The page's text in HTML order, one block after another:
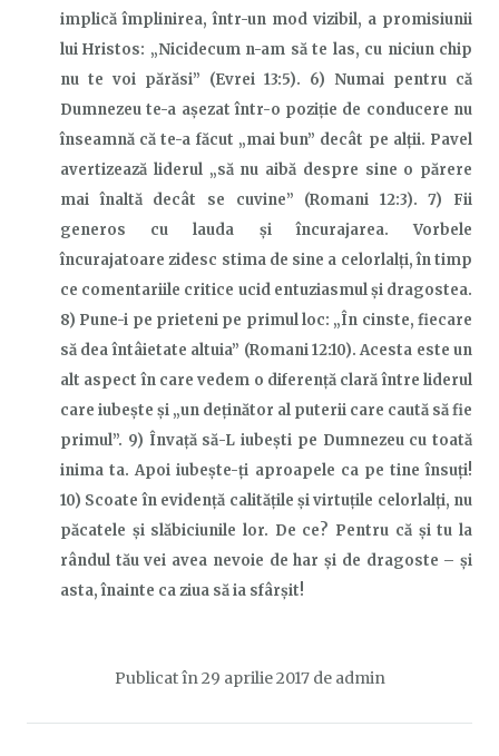
implică împlinirea, într-un mod vizibil, a promisiunii
lui Hristos: „Nicidecum n-am să te las, cu niciun chip
nu te voi părăsi” (Evrei 13:5). 6) Numai pentru că
Dumnezeu te-a așezat într-o poziție de conducere nu
înseamnă că te-a făcut „mai bun” decât pe alții. Pavel
avertizează liderul „să nu aibă despre sine o părere
mai înaltă decât se cuvine” (Romani 12:3). 7) Fii
generos cu lauda și încurajarea. Vorbele
încurajatoare zidesc stima de sine a celorlalți, în timp
ce comentariile critice ucid entuziasmul și dragostea.
8) Pune-i pe prieteni pe primul loc: „În cinste, fiecare
să dea întâietate altuia” (Romani 12:10). Acesta este un
alt aspect în care vedem o diferență clară între liderul
care iubește și „un deținător al puterii care caută să fie
primul”. 9) Învață să-L iubești pe Dumnezeu cu toată
inima ta. Apoi iubește-ți aproapele ca pe tine însuți!
10) Scoate în evidență calitățile și virtuțile celorlalți, nu
păcatele și slăbiciunile lor. De ce? Pentru că și tu la
rândul tău vei avea nevoie de har și de dragoste – și
asta,înainte ca ziua să ia sfârșit!
Publicat în 29 aprilie 2017de admin